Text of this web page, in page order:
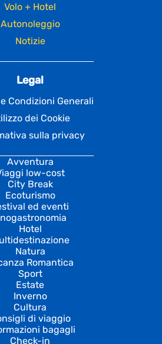
Volo + Hotel
Autonoleggio
Notizie
Legal
Condizioni Generali
dei Cookie
sulla privacy
Avventura
low-cost
City Break
Ecoturismo
ed eventi
Hotel
Natura
Romantica
Sport
Estate
Inverno
Cultura
di viaggio
bagagli
Check-in